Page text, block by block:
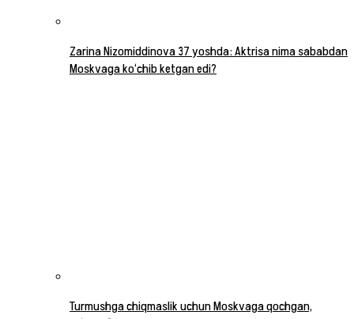
Zarina Nizomiddinova 37 yoshda: Aktrisa nima sababdan
Moskvaga ko‘chib ketgan edi?
Turmushga chiqmaslik uchun Moskvaga qochgan,